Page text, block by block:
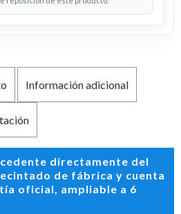
Información adicional
directamente del
de fábrica y cuenta
oficial, ampliable a 6